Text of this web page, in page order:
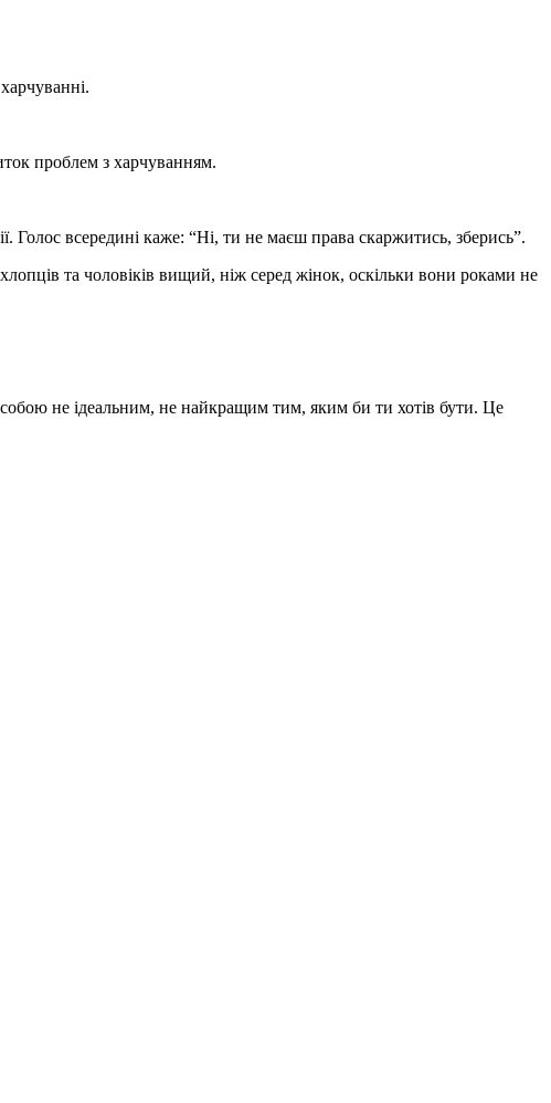
проблем з харчуванням.
Голос всередині каже: “Ні, ти не маєш права скаржитись, зберись”.
та чоловіків вищий, ніж серед жінок, оскільки вони роками не
не ідеальним, не найкращим тим, яким би ти хотів бути. Це